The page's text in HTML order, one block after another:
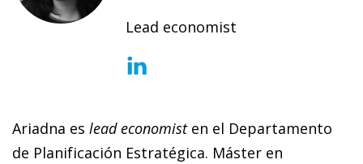
Lead economist
Ariadna es lead economist en el Departamento
de Planificación Estratégica. Máster en